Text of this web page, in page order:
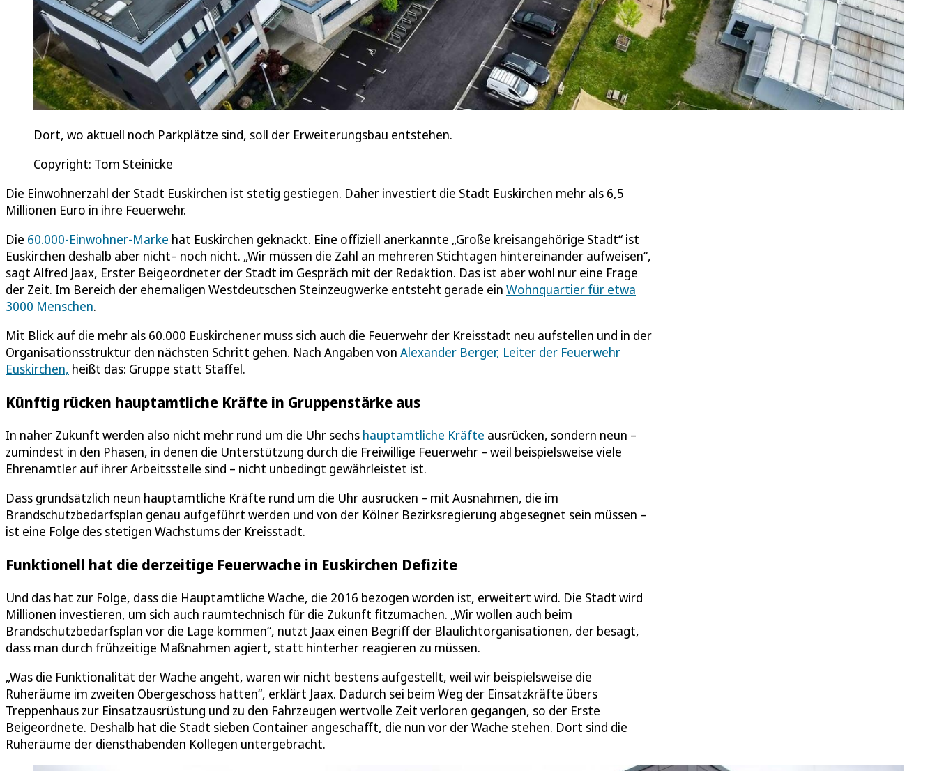
Dort, wo aktuell noch Parkplätze sind, soll der Erweiterungsbau entstehen.
Copyright: Tom Steinicke
Die Einwohnerzahl der Stadt Euskirchen ist stetig gestiegen. Daher investiert die Stadt Euskirchen mehr als 6,5
Millionen Euro in ihre Feuerwehr.
Die 60.000-Einwohner-Marke hat Euskirchen geknackt. Eine offiziell anerkannte „Große kreisangehörige Stadt“ ist
Euskirchen deshalb aber nicht– noch nicht. „Wir müssen die Zahl an mehreren Stichtagen hintereinander aufweisen“,
sagt Alfred Jaax, Erster Beigeordneter der Stadt im Gespräch mit der Redaktion. Das ist aber wohl nur eine Frage
der Zeit. Im Bereich der ehemaligen Westdeutschen Steinzeugwerke entsteht gerade ein Wohnquartier für etwa
3000 Menschen.
Mit Blick auf die mehr als 60.000 Euskirchener muss sich auch die Feuerwehr der Kreisstadt neu aufstellen und in der
Organisationsstruktur den nächsten Schritt gehen. Nach Angaben von Alexander Berger, Leiter der Feuerwehr
Euskirchen, heißt das: Gruppe statt Staffel.
Künftig rücken hauptamtliche Kräfte in Gruppenstärke aus
In naher Zukunft werden also nicht mehr rund um die Uhr sechs hauptamtliche Kräfte ausrücken, sondern neun –
zumindest in den Phasen, in denen die Unterstützung durch die Freiwillige Feuerwehr – weil beispielsweise viele
Ehrenamtler auf ihrer Arbeitsstelle sind – nicht unbedingt gewährleistet ist.
Dass grundsätzlich neun hauptamtliche Kräfte rund um die Uhr ausrücken – mit Ausnahmen, die im
Brandschutzbedarfsplan genau aufgeführt werden und von der Kölner Bezirksregierung abgesegnet sein müssen –
ist eine Folge des stetigen Wachstums der Kreisstadt.
Funktionell hat die derzeitige Feuerwache in Euskirchen Defizite
Und das hat zur Folge, dass die Hauptamtliche Wache, die 2016 bezogen worden ist, erweitert wird. Die Stadt wird
Millionen investieren, um sich auch raumtechnisch für die Zukunft fitzumachen. „Wir wollen auch beim
Brandschutzbedarfsplan vor die Lage kommen“, nutzt Jaax einen Begriff der Blaulichtorganisationen, der besagt,
dass man durch frühzeitige Maßnahmen agiert, statt hinterher reagieren zu müssen.
„Was die Funktionalität der Wache angeht, waren wir nicht bestens aufgestellt, weil wir beispielsweise die
Ruheräume im zweiten Obergeschoss hatten“, erklärt Jaax. Dadurch sei beim Weg der Einsatzkräfte übers
Treppenhaus zur Einsatzausrüstung und zu den Fahrzeugen wertvolle Zeit verloren gegangen, so der Erste
Beigeordnete. Deshalb hat die Stadt sieben Container angeschafft, die nun vor der Wache stehen. Dort sind die
Ruheräume der diensthabenden Kollegen untergebracht.